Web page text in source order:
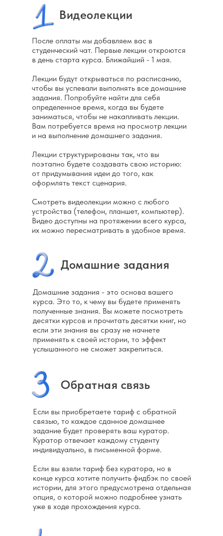
Для тех у кого уже есть опыт
разработки полного метра
или сериалов, но они хотят
поддержке куратора и
структурировать свои знания.
Для режиссёров
и продюсеров, которые
в драматургии.
копирайтеров, редакторов -
для всех, кто работает с
текстом и хочет освоить
профессию киносценариста.
Если вы приобретаете тариф с обратной
связью, то каждое сданное домашнее
задание будет проверять ваш куратор.
Куратор отвечает каждому студенту
индивидуально, в письменной форме.
Если вы взяли тариф без куратора, но в
конце курса хотите получить фидбэк по своей
истории, для этого предусмотрена отдельная
опция, о которой можно подробнее узнать
уже в ходе прохождения курса.
Обратная связь
Домашние задания - это основа вашего
курса. Это то, к чему вы будете применять
полученные знания. Вы можете посмотреть
десятки курсов и прочитать десятки книг, но
если эти знания вы сразу не начнете
применять к своей истории, то эффект
услышанного не сможет закрепиться.
Домашние задания
После оплаты мы добавляем вас в
студенческий чат. Первые лекции откроются
в день старта курса. Ближайший - 1 мая.
Лекции будут открываться по расписанию,
чтобы вы успевали выполнять все домашние
задания. Попробуйте найти для себя
определенное время, когда вы будете
заниматься, чтобы не накапливать лекции.
Вам потребуется время на просмотр лекции
и на выполнение домашнего задания.
Лекции структурированы так, что вы
поэтапно будете создавать свою историю:
от придумывания идеи до того, как
оформлять текст сценария.
Смотреть видеолекции можно с любого
устройства (телефон, планшет, компьютер).
Видео доступны на протяжении всего курса,
их можно пересматривать в удобное время.
Видеолекции